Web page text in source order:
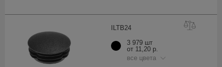
ILTB24
3 979 шт
от 11,20 р.
все цвета